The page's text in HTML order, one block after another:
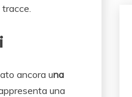
ancora una
una